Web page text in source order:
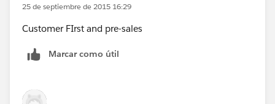
25 de septiembre de 2015 16:29
Customer FIrst and pre-sales
Marcar como útil